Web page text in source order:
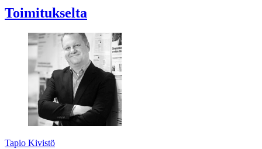
Toimitukselta
Tapio Kivistö